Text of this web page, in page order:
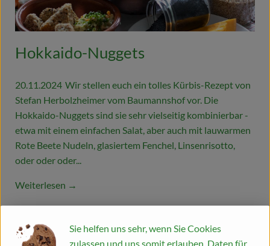
Hokkaido-Nuggets
20.11.2024 Wir stellen euch ein tolles Kürbis-Rezept von
Stefan Herbolzheimer vom Baumannshof vor. Die
Hokkaido-Nuggets sind sie sehr vielseitig kombinierbar -
etwa mit einem einfachen Salat, aber auch mit lauwarmen
Rote Beete Nudeln, glasiertem Fenchel, Linsenrisotto,
oder oder oder...
Weiterlesen →
Sie helfen uns sehr, wenn Sie Cookies
zulassen und uns somit erlauben, Daten für